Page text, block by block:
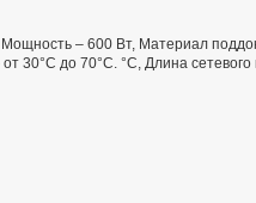
– 600 Вт, Материал
30°С до 70°С. °C, Длина